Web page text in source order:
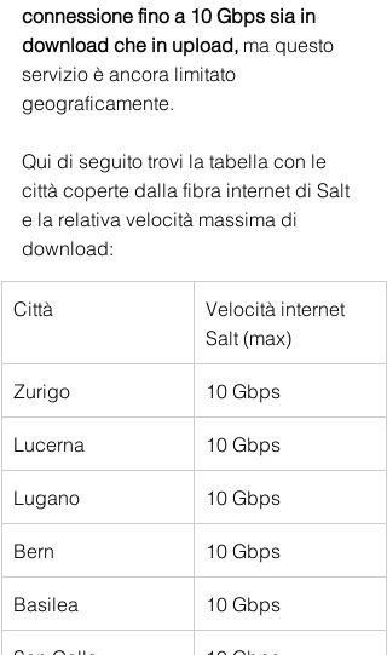
connessione fino a 10 Gbps sia in
download che in upload, ma questo
servizio è ancora limitato
geograficamente.
Qui di seguito trovi la tabella con le
città coperte dalla fibra internet di Salt
e la relativa velocità massima di
download:
Città
Velocità internet
Salt (max)
Zurigo 10 Gbps
Lucerna 10 Gbps
Lugano 10 Gbps
Bern 10 Gbps
Basilea 10 Gbps